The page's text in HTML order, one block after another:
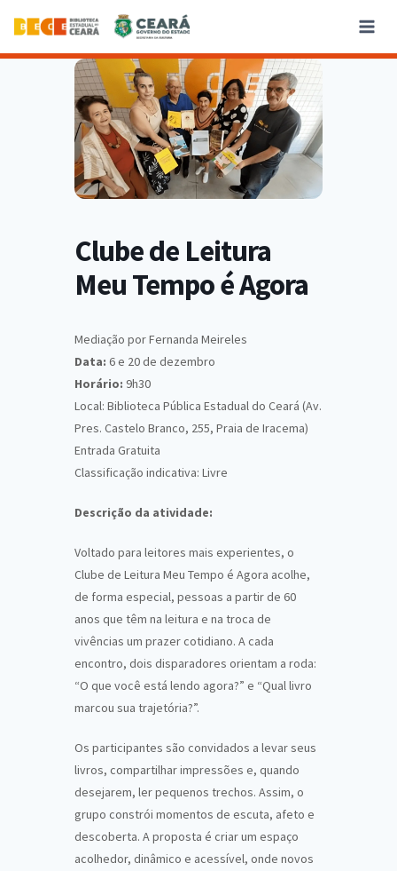
Clube de Leitura
Meu Tempo é Agora
Mediação por Fernanda Meireles
Data: 6 e 20 de dezembro
Horário: 9h30
Local: Biblioteca Pública Estadual do Ceará (Av.
Pres. Castelo Branco, 255, Praia de Iracema)
Entrada Gratuita
Classificação indicativa: Livre
Descrição da atividade:
Voltado para leitores mais experientes, o
Clube de Leitura Meu Tempo é Agora acolhe,
de forma especial, pessoas a partir de 60
anos que têm na leitura e na troca de
vivências um prazer cotidiano. A cada
encontro, dois disparadores orientam a roda:
“O que você está lendo agora?” e “Qual livro
marcou sua trajetória?”.
Os participantes são convidados a levar seus
livros, compartilhar impressões e, quando
desejarem, ler pequenos trechos. Assim, o
grupo constrói momentos de escuta, afeto e
descoberta. A proposta é criar um espaço
acolhedor, dinâmico e acessível, onde novos